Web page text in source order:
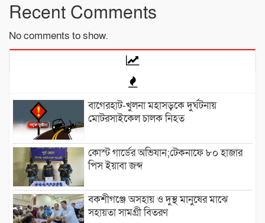
Recent Comments
No comments to show.
বাগেরহাট-খুলনা মহাসড়কে ‌দুর্ঘটনায়
মোটরসাইকেল চালক নিহত
কোস্ট গার্ডের অভিযান;টেকনাফে ৮০ হাজার
পিস ইয়াবা জব্দ
বকশীগঞ্জে অসহায় ও দুস্থ মানুষের মাঝে
সহায়তা সামগ্রী বিতরণ